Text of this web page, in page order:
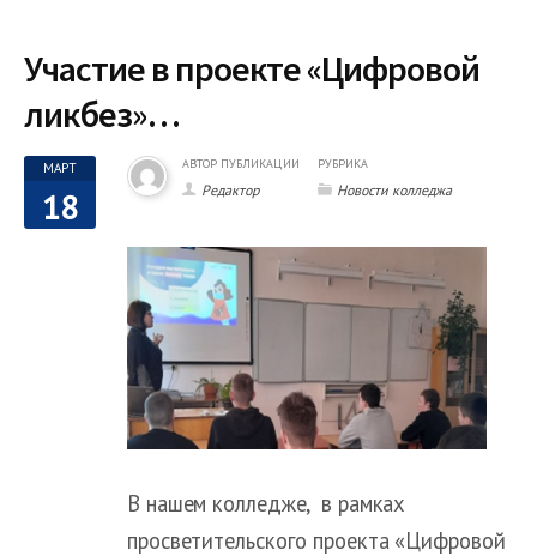
Участие в проекте «Цифровой
ликбез»…
МАРТ
18
АВТОР ПУБЛИКАЦИИ
Редактор
РУБРИКА
Новости колледжа
В нашем колледже, в рамках
просветительского проекта «Цифровой